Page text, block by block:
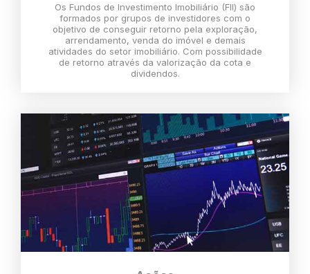
Os Fundos de Investimento Imobiliário (FII) são
formados por grupos de investidores com o
objetivo de conseguir retorno pela exploração,
arrendamento, venda do imóvel e demais
atividades do setor imobiliário. Com possibilidade
de retorno através da valorização da cota e
dividendos.